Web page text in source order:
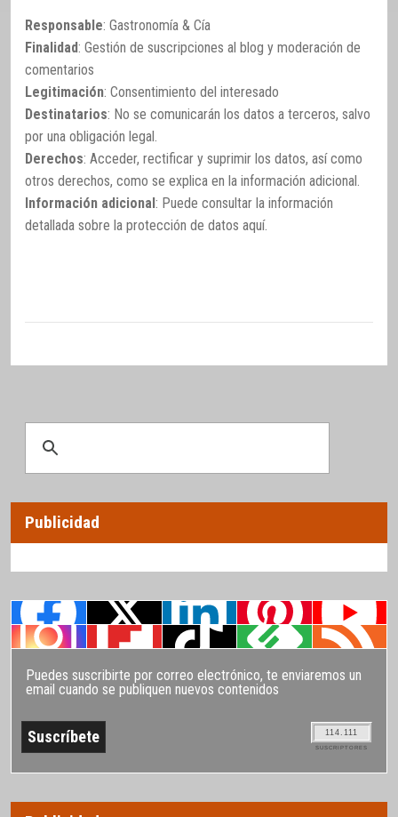
Responsable: Gastronomía & Cía
Finalidad: Gestión de suscripciones al blog y moderación de
comentarios
Legitimación: Consentimiento del interesado
Destinatarios: No se comunicarán los datos a terceros, salvo
por una obligación legal.
Derechos: Acceder, rectificar y suprimir los datos, así como
otros derechos, como se explica en la información adicional.
Información adicional: Puede consultar la información
detallada sobre la protección de datos aquí.
Publicidad
Puedes suscribirte por correo electrónico, te enviaremos un
email cuando se publiquen nuevos contenidos
114.111
SUSCRIPTORES